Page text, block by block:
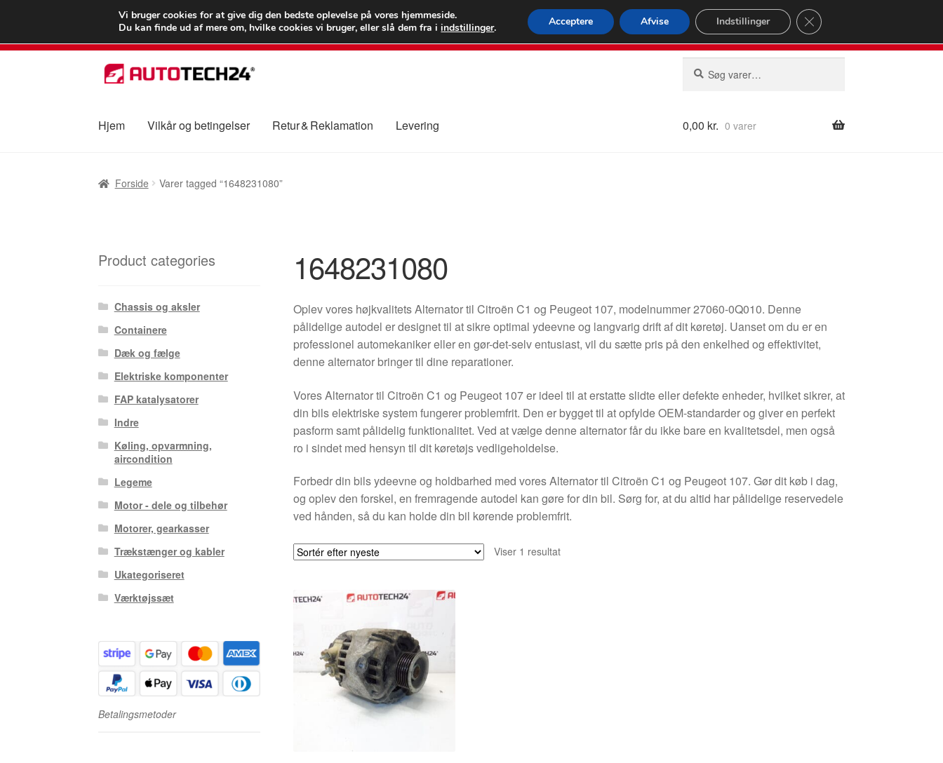
LEVERING fra 55 kr.
FEDEX verdensomspændende forsendelse
80 82 72 02Man-fre 9-16
Spring
til
Spring
til
efter:
Hjem Vilkår og betingelser Retur & Reklamation Levering 0,00 kr. 0 varer
Forside Varer tagged “1648231080”
1648231080
Oplev vores højkvalitets Alternator til Citroën C1 og Peugeot 107, modelnummer 27060-0Q010. Denne
pålidelige autodel er designet til at sikre optimal ydeevne og langvarig drift af dit køretøj. Uanset om du er en
professionel automekaniker eller en gør-det-selv entusiast, vil du sætte pris på den enkelhed og effektivitet,
denne alternator bringer til dine reparationer.
Vores Alternator til Citroën C1 og Peugeot 107 er ideel til at erstatte slidte eller defekte enheder, hvilket sikrer, at
din bils elektriske system fungerer problemfrit. Den er bygget til at opfylde OEM-standarder og giver en perfekt
pasform samt pålidelig funktionalitet. Ved at vælge denne alternator får du ikke bare en kvalitetsdel, men også
ro i sindet med hensyn til dit køretøjs vedligeholdelse.
Forbedr din bils ydeevne og holdbarhed med vores Alternator til Citroën C1 og Peugeot 107. Gør dit køb i dag,
og oplev den forskel, en fremragende autodel kan gøre for din bil. Sørg for, at du altid har pålidelige reservedele
ved hånden, så du kan holde din bil kørende problemfrit.
Viser 1 resultat
Product categories
Chassis og aksler
Containere
Dæk og fælge
Elektriske komponenter
FAP katalysatorer
Indre
Køling, opvarmning,
aircondition
Legeme
Motor - dele og tilbehør
Motorer, gearkasser
Trækstænger og kabler
Ukategoriseret
Værktøjssæt
Betalingsmetoder
Vi bruger cookies for at give dig den bedste oplevelse på vores hjemmeside.
Du kan finde ud af mere om, hvilke cookies vi bruger, eller slå dem fra iindstillinger. Acceptere Afvise Indstillinger Close GDPR Cookie Banner